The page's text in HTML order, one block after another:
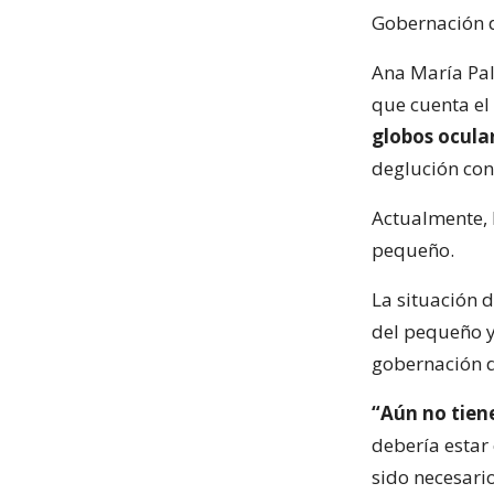
Gobernación
Ana María
que cuenta
globos
deglución
Actualmente,
pequeño.
La situación
del pequeño
gobernación
“Aún no
debería estar
sido